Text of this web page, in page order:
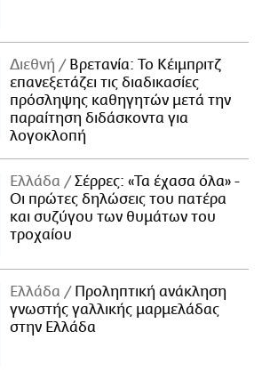
Διεθνή
Βρετανία: Το Κέιμπριτζ
επανεξετάζει τις διαδικασίες
πρόσληψης καθηγητών μετά την
παραίτηση διδάσκοντα για
λογοκλοπή
Ελλάδα
Σέρρες: «Τα έχασα όλα» -
Οι πρώτες δηλώσεις του πατέρα
και συζύγου των θυμάτων του
τροχαίου
Ελλάδα
Προληπτική ανάκληση
γνωστής γαλλικής μαρμελάδας
στην Ελλάδα